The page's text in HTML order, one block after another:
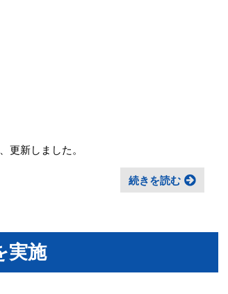
更新しました。
続きを読む
実施